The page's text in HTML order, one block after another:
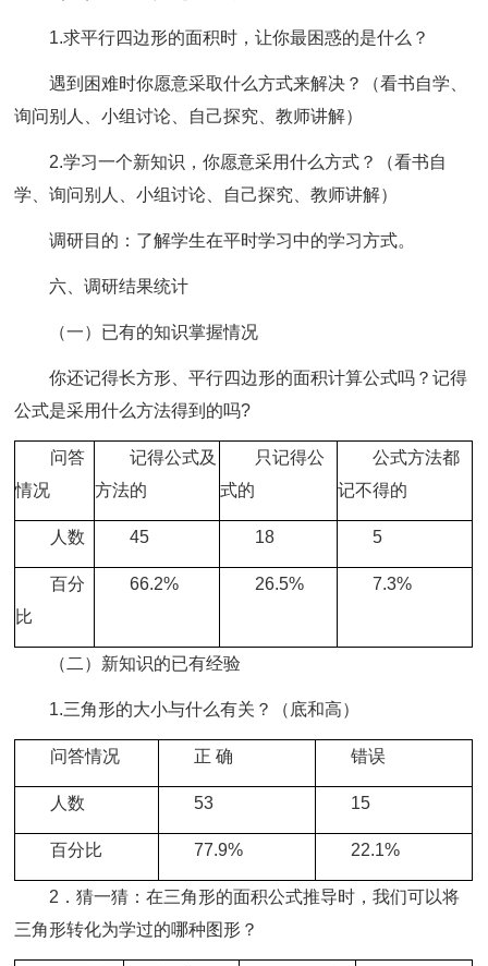
1.求平行四边形的面积时，让你最困惑的是什么？
遇到困难时你愿意采取什么方式来解决？（看书自学、
询问别人、小组讨论、自己探究、教师讲解）
2.学习一个新知识，你愿意采用什么方式？（看书自
学、询问别人、小组讨论、自己探究、教师讲解）
调研目的：了解学生在平时学习中的学习方式。
六、调研结果统计
（一）已有的知识掌握情况
你还记得长方形、平行四边形的面积计算公式吗？记得
公式是采用什么方法得到的吗?
问答
情况
记得公式及
方法的
只记得公
式的
公式方法都
记不得的
人数 45 18 5
百分
比
66.2% 26.5% 7.3%
（二）新知识的已有经验
1.三角形的大小与什么有关？（底和高）
问答情况 正 确 错误
人数 53 15
百分比 77.9% 22.1%
2．猜一猜：在三角形的面积公式推导时，我们可以将
三角形转化为学过的哪种图形？